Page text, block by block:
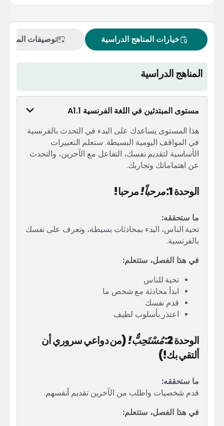
خيارات المناهج الدراسية توصيفات
المناهج الدراسية
مستوى المبتدئين في اللغة الفرنسية A1.1
هذا المستوى يساعدك على البدء في التحدث بالفرنسية
في المواقف اليومية البسيطة. ستعلم التعبيرات
الأساسية لتقديم نفسك، التفاعل مع الآخرين، والتحدث
عن اهتماماتك وتجاربك.
الوحدة 1: مرحباً!مرحبا!
ما ستحققه:
تحية الناس، البدء بمحادثات بسيطة، وتعرف على نفسك
بالفرنسية.
في هذا الفصل، ستتعلم:
تحية للناس
ابدأ محادثة مع شخص ما
قدم نفسك
اعتذر بأسلوب لطيف
الوحدة 2: مُسْتَحِبٌّ!(من دواعي سروري أن
ألتقي بك!)
ما ستحققه:
قدم شخصيات واطلب من الآخرين تقديم أنفسهم.
في هذا الفصل، ستتعلم: